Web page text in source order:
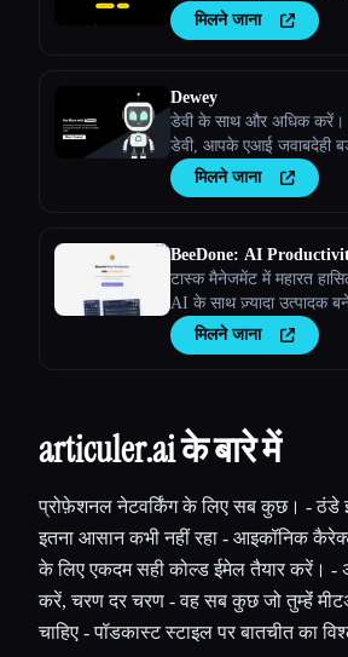
मिलने जाना
Dewey
डेवी के साथ और अधिक करें।
डेवी, आपके एआई जवाबदेही
प्रेरित रहें।
मिलने जाना
BeeDone: AI
टास्क मैनेजमेंट में महारत
AI के साथ ज़्यादा उत्पादक
मिलने जाना
articuler.ai के बारे में
प्रोफ़ेशनल नेटवर्किंग के लिए सब कुछ। - ठंडे
इतना आसान कभी नहीं रहा - आइकॉनिक
के लिए एकदम सही कोल्ड ईमेल तैयार करें। -
करें, चरण दर चरण - वह सब कुछ जो तुम्हेंं
चाहिए - पॉडकास्ट स्टाइल पर बातचीत का